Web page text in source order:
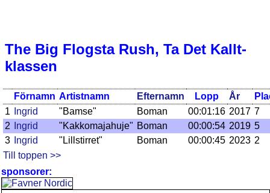
The Big Flogsta Rush, Ta Det Kallt-
klassen
Förnamn Artistnamn Efternamn Lopp År
1
Ingrid "Bamse" Boman 00:01:16 2017 7
2
Ingrid "Kakkomajahuje" Boman 00:00:54 2019 5
3
Ingrid "Lillstirret" Boman 00:00:45 2023 2
Till toppen >>
sponsorer: